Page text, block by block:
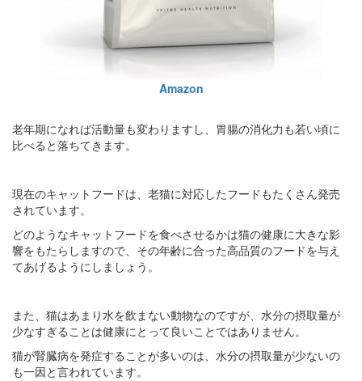
Amazon
老年期になれば活動量も変わりますし、胃腸の消化力も若い頃に
比べると落ちてきます。
現在のキャットフードは、老猫に対応したフードもたくさん発売
されています。
どのようなキャットフードを食べさせるかは猫の健康に大きな影
響をもたらしますので、その年齢に合った高品質のフードを与え
てあげるようにしましょう。
また、猫はあまり水を飲まない動物なのですが、水分の摂取量が
少なすぎることは健康にとって良いことではありません。
猫が腎臓病を発症することが多いのは、水分の摂取量が少ないの
も一因と言われています。